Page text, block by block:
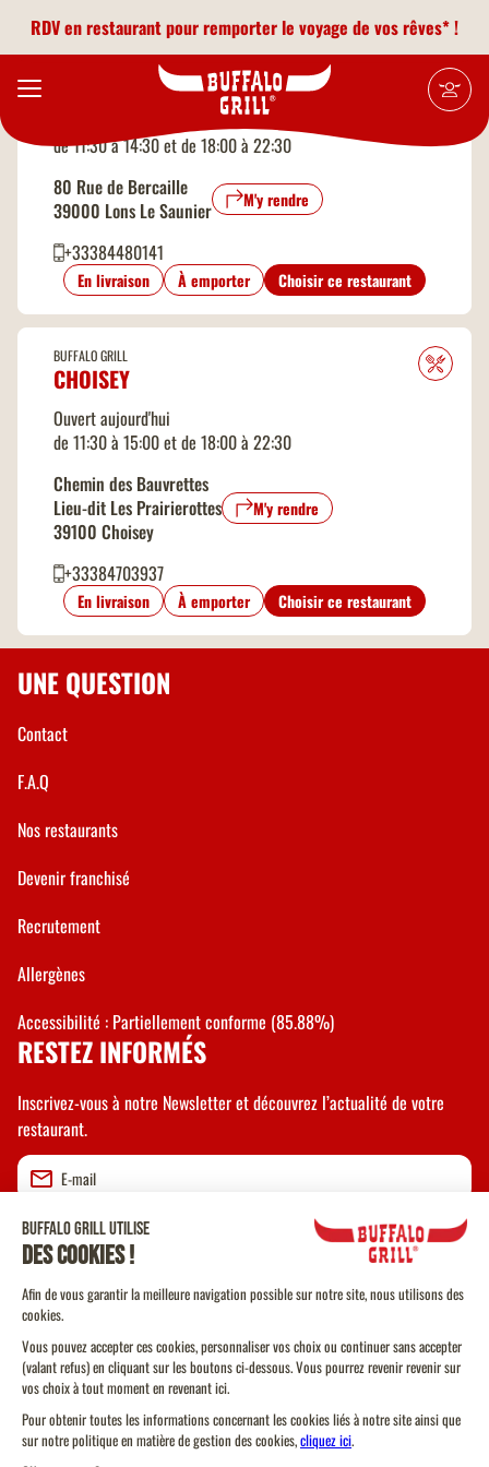
RDV en restaurant pour remporter le voyage de vos rêves* !
2Leaflet |©OpenStreetMapcontributors
BUFFALO GRILL
LONS LE SAUNIER
de 11:30 à 14:30 et de 18:00 à 22:30
80 Rue de Bercaille
39000 Lons Le Saunier
M'y rendre
+33384480141
En livraison À emporter Choisir ce restaurant
BUFFALO GRILL
CHOISEY
Ouvert aujourd'hui
de 11:30 à 15:00 et de 18:00 à 22:30
Chemin des Bauvrettes
Lieu-dit Les Prairierottes
39100 Choisey
M'y rendre
+33384703937
En livraison À emporter Choisir ce restaurant
UNE QUESTION
Contact
F.A.Q
Nos restaurants
Devenir franchisé
Recrutement
Allergènes
Accessibilité : Partiellement conforme (85.88%)
RESTEZ INFORMÉS
Inscrivez-vous à notre Newsletter et découvrez l’actualité de votre
restaurant.
Valider
CGU
CGV Vente à emporter
CGU Programme de Fidélité